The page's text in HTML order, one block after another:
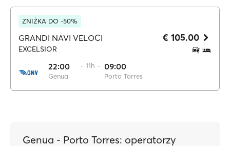
ZNIŻKA DO -50%
GRANDI NAVI VELOCI
EXCELSIOR
22:00
Genua
·· 11h ·· 09:00
Porto Torres
€ 105.00
Genua - Porto Torres: operatorzy